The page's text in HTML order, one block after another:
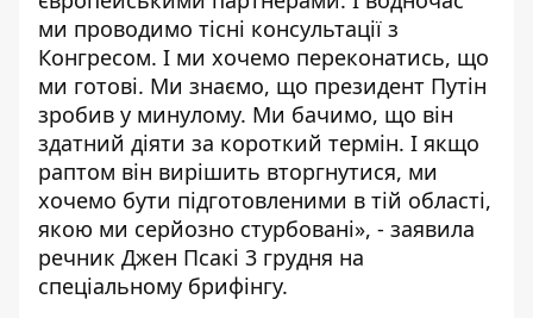
ми проводимо тісні консультації з
Конгресом. І ми хочемо переконатись, що
ми готові. Ми знаємо, що президент Путін
зробив у минулому. Ми бачимо, що він
здатний діяти за короткий термін. І якщо
раптом він вирішить вторгнутися, ми
хочемо бути підготовленими в тій області,
якою ми серйозно стурбовані», - заявила
речник Джен Псакі 3 грудня на
спеціальному брифінгу.